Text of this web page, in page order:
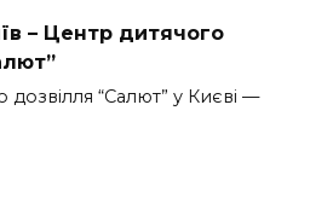
– Центр дитячого
дозвілля “Салют” у Києві —